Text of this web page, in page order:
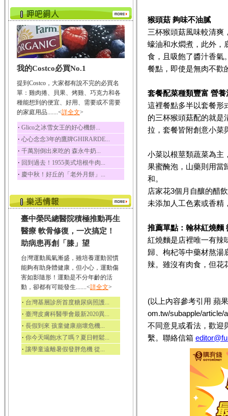
酸、迷迭香酸、植物...
咖啡
咖啡中的咖啡因會刺激
中樞神經系統，特別...
椰子
椰子含有糖類、脂肪、
荔枝
荔枝性質溫和所含的營
養素有醣類、檸檬酸...
五味子
五味子性質溫熱所含營
養成分有揮發油、檸...
草魚
草魚含有維生素A、維生
素C、及豐富的蛋白...
我的Costco必買No.1
提到Costco，大家都有說不完的必買名
單：雞肉捲、貝果、烤雞、巧克力和各
種能想到的便宜、好用、需要或不需要
的家庭用品.......<詳全文>
‧ Glico之冰雪女王的好心機餅...
‧ 心心念念3年的鷹牌GHIRARDE...
‧ 千萬別倒出來吃的 森永牛奶...
‧ 回到過去！1955美式培根牛肉...
‧ 慶中秋！好丘的「老外月餅」...
臺中榮民總醫院積極推動再生
醫療 軟骨修復，一次搞定！
助病患再創「膝」望
台灣運動風氣漸盛，雖培養運動習慣
能夠有助身體健康，但小心，運動傷
害如影隨形！運動是不分年齡的活
動，卻都有可能發生.......<詳全文>
‧ 台灣基層診所首度糖尿病照護...
‧ 臺灣皮膚科醫學會最新2020異...
‧ 長假到來 孩童健康崩壞危機...
‧ 你今天喝飽水了嗎？夏日輕鬆...
‧ 讓學童遠離暑假發胖危機 從...
猴頭菇 夠味不油膩
三杯猴頭菇風味較清爽
蠔油和水燜煮，此外，
食，且吸飽了醬汁香氣
餐點，即使是無肉不歡
套餐配菜種類豐富 營養
這裡餐點多半以套餐形
的三杯猴頭菇配的就是
拉，套餐皆附創意小菜
小菜以根莖類蔬菜為主
果蜜醃泡，山藥則用當
和。
店家花3個月自釀的醋
未添加人工色素或香精
推薦單點：翰林紅燒麵
紅燒麵是店裡唯一有辣
歸、枸杞等中藥材熬湯
辣。雖沒有肉食，但花
(以上內容參考引用 蘋
om.tw/subapple/article/
不同意見或看法，歡迎
繫。聯絡信箱